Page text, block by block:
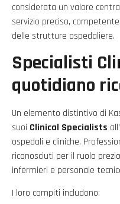
considerata un valore
servizio preciso,
delle strutture ospedaliere.
Specialisti
quotidiano
Un elemento distintivo di
suoi Clinical Specialists
ospedali e cliniche.
riconosciuti per il ruolo
infermieri e personale
I loro compiti includono: